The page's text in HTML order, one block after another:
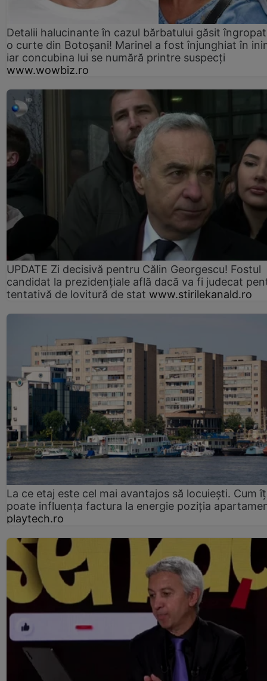
Detalii halucinante în cazul bărbatului găsit
o curte din Botoșani! Marinel a fost înjunghiat în
iar concubina lui se numără printre suspecți
www.wowbiz.ro
UPDATE Zi decisivă pentru Călin Georgescu! Fostul
candidat la prezidențiale află dacă va fi judecat
tentativă de lovitură de stat www.stirilekanald.ro
La ce etaj este cel mai avantajos să locuiești. Cum
poate influența factura la energie poziția
playtech.ro